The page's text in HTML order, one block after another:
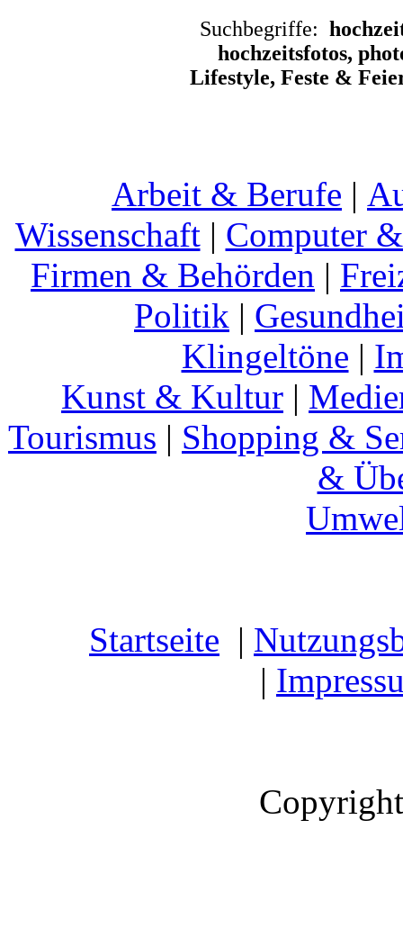
Suchbegriffe:
hochzeitsfotos,
Lifestyle, Feste &
Arbeit & Berufe |
Wissenschaft| Computer
Firmen & Behörden |
Politik |
Klingeltöne |
Kunst & Kultur |
Tourismus | Shopping &
&
Startseite |
|